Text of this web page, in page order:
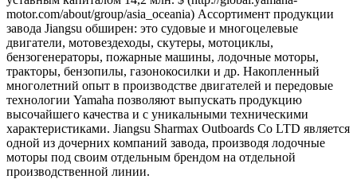
motor.com/about/group/asia_oceania) Ассортимент продукции
завода Jiangsu обширен: это судовые и многоцелевые
двигатели, мотовездеходы, скутеры, мотоциклы,
бензогенераторы, пожарные машины, лодочные моторы,
тракторы, бензопилы, газонокосилки и др. Накопленный
многолетний опыт в производстве двигателей и передовые
технологии Yamaha позволяют выпускать продукцию
высочайшего качества и с уникальными техническими
характеристиками. Jiangsu Sharmax Outboards Co LTD является
одной из дочерних компаний завода, производя лодочные
моторы под своим отдельным брендом на отдельной
производственной линии.